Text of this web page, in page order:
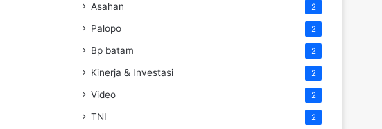
Asahan 2
Palopo 2
Bp batam 2
Kinerja & Investasi 2
Video 2
TNI 2